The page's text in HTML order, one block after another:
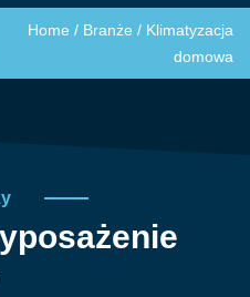
Home / Branże / Klimatyzacja
domowa